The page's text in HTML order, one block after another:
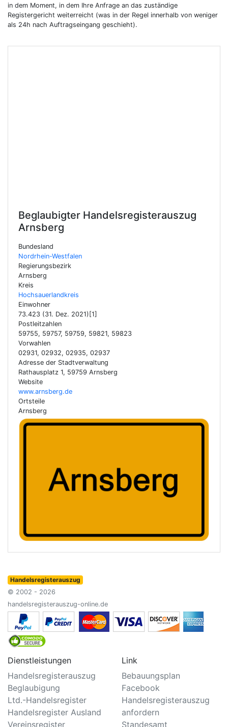
Beglaubigter Handelsregisterauszug
Arnsberg
Bundesland
Nordrhein-Westfalen
Regierungsbezirk
Arnsberg
Kreis
Hochsauerlandkreis
Einwohner
73.423 (31. Dez. 2021)[1]
Postleitzahlen
59755, 59757, 59759, 59821, 59823
Vorwahlen
02931, 02932, 02935, 02937
Adresse der Stadtverwaltung
Rathausplatz 1, 59759 Arnsberg
Website
www.arnsberg.de
Ortsteile
Arnsberg
in dem Moment, in dem Ihre Anfrage an das zuständige
Registergericht weiterreicht (was in der Regel innerhalb von weniger
als 24h nach Auftragseingang geschieht).
Handelsregisterauszug
© 2002 - 2026
handelsregisterauszug-online.de
Dienstleistungen
Handelsregisterauszug
Beglaubigung
Ltd.-Handelsregister
Handelsregister Ausland
Vereinsregister
Link
Bebauungsplan
Facebook
Handelsregisterauszug
anfordern
Standesamt